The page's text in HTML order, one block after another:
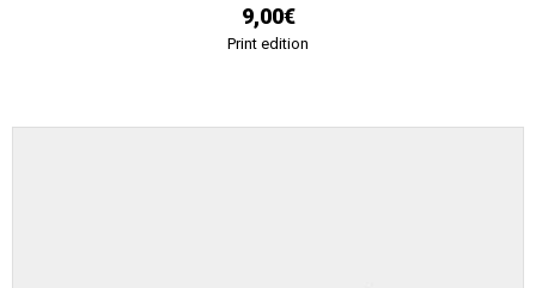
9,00€
Print edition